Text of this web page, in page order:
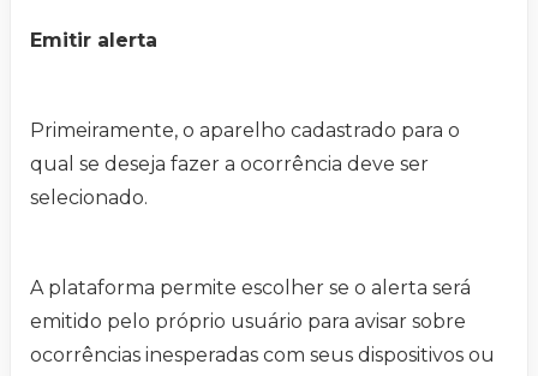
Emitir alerta
Primeiramente, o aparelho cadastrado para o
qual se deseja fazer a ocorrência deve ser
selecionado.
A plataforma permite escolher se o alerta será
emitido pelo próprio usuário para avisar sobre
ocorrências inesperadas com seus dispositivos ou